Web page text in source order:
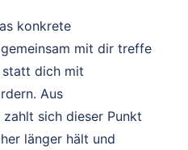
konkrete
mit dir treffe
statt dich mit
Aus
sich dieser Punkt
länger hält und